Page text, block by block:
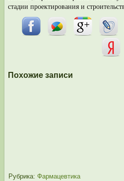
стадии проектирования и
Похожие записи
Рубрика: Фармацевтика